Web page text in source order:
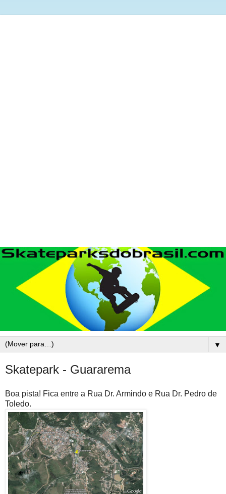
▼
Skatepark - Guararema
Boa pista! Fica entre a Rua Dr. Armindo e Rua Dr. Pedro de
Toledo.